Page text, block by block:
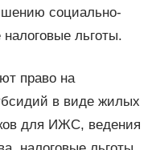
социально-
льготы.
право на
в виде жилых
для ИЖС, ведения